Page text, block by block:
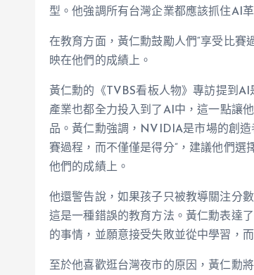
型。他強調所有台灣企業都應該抓住AI
在教育方面，黃仁勳鼓勵人們“享受比賽
映在他們的成績上。
黃仁勳的《TVBS看板人物》專訪提到
產業也都全力投入到了AI中，這一點讓
品。黃仁勳強調，NVIDIA是市場的創
賽過程，而不僅僅是得分”，建議他們
他們的成績上。
他還警告說，如果孩子只被教導關注分
這是一種錯誤的教育方法。黃仁勳表達
的事情，並願意接受失敗並從中學習，
至於他喜歡逛台灣夜市的原因，黃仁勳